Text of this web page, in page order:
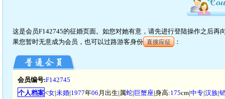
这是会员F142745的征婚页面。如您对她有意，请先进行登陆操作之后
果您暂时无意成为会员，也可以过路游客身份 直接应征 ：
会员编号:F142745
个人档案<女|未婚|1977年06 月出生|属蛇| 巨蟹座|身高:175cm|中专|汉族|